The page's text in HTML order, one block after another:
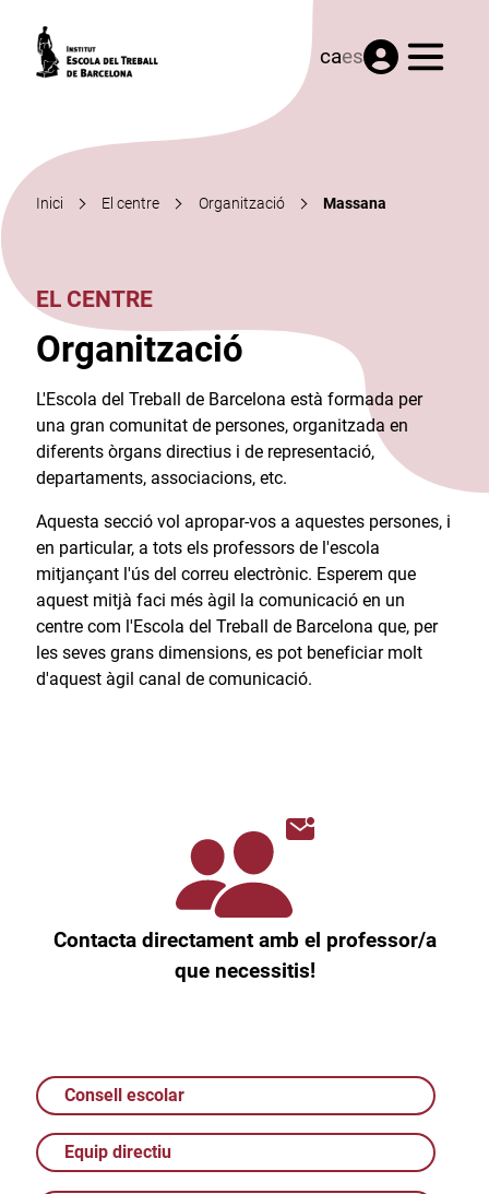
caes Menú
Inici El centre Organització Massana
EL CENTRE
Organització
L'Escola del Treball de Barcelona està formada per
una gran comunitat de persones, organitzada en
diferents òrgans directius i de representació,
departaments, associacions, etc.​
Aquesta secció vol apropar-vos a aquestes persones, i
en particular, a tots els professors de l'escola
mitjançant l'ús del correu electrònic. Esperem que
aquest mitjà faci més àgil la comunicació en un
centre com l'Escola del Treball de Barcelona que, per
les seves grans dimensions, es pot beneficiar molt
d'aquest àgil canal de comunicació.​
Contacta directament amb el professor/a
que necessitis!
Consell escolar
Equip directiu